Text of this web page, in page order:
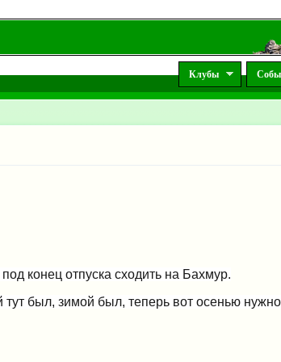
Клубы
конец отпуска сходить на Бахмур.
тут был, зимой был, теперь вот осенью нужно